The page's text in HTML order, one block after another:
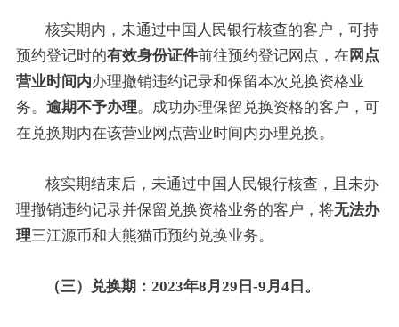
核实期内，未通过中国人民银行核查的客户，可持
预约登记时的有效身份证件前往预约登记网点，在 网点
营业时间内办理撤销违约记录和保留本次兑换资格业
务。 逾期不予办理。成功办理保留兑换资格的客户，可
在兑换期内在该营业网点营业时间内办理兑换。
核实期结束后，未通过中国人民银行核查，且未办
理撤销违约记录并保留兑换资格业务的客户，将无法办
理三江源币和大熊猫币预约兑换业务。
（三）兑换期：2023年8月29日-9月4日。